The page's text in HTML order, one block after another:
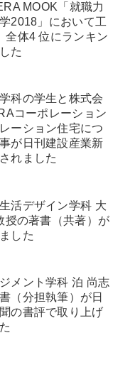
MOOK「就職力
2018」において工
全体4 位にランキン
た
科の学生と株式会
コーポレーション
ーション住宅につ
が日刊建設産業新
れました
活デザイン学科 大
授の著書（共著）が
した
メント学科 泊 尚志
（分担執筆）が日
の書評で取り上げ